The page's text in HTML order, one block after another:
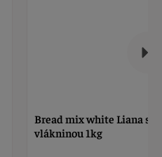
Bread mix white Liana s
vlákninou 1kg